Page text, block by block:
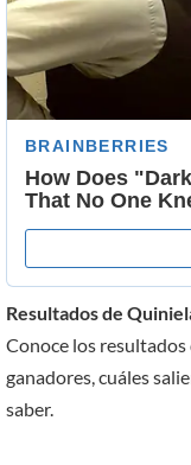
Resultados de
Conoce los
ganadores, cuáles
saber.